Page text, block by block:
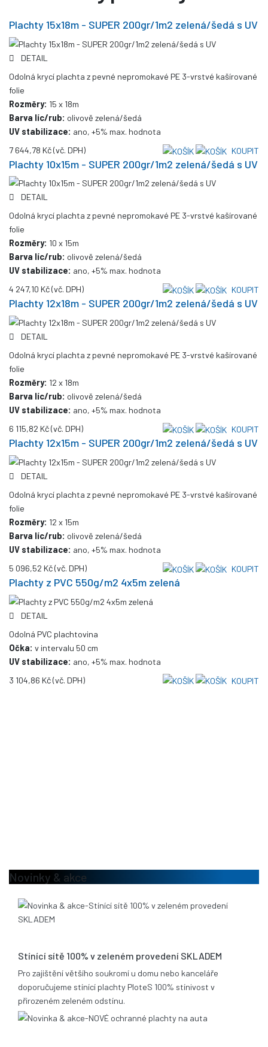
Plachty 15x18m - SUPER 200gr/1m2 zelená/šedá s UV
DETAIL
Odolná krycí plachta z pevné nepromokavé PE 3-vrstvé kašírované
folie
Rozměry: 15 x 18m
Barva líc/rub: olivově zelená/šedá
UV stabilizace: ano, +5% max. hodnota
7 644,78 Kč(vč. DPH) KOUPIT
Plachty 10x15m - SUPER 200gr/1m2 zelená/šedá s UV
DETAIL
Odolná krycí plachta z pevné nepromokavé PE 3-vrstvé kašírované
folie
Rozměry: 10 x 15m
Barva líc/rub: olivově zelená/šedá
UV stabilizace: ano, +5% max. hodnota
4 247,10 Kč(vč. DPH) KOUPIT
Plachty 12x18m - SUPER 200gr/1m2 zelená/šedá s UV
DETAIL
Odolná krycí plachta z pevné nepromokavé PE 3-vrstvé kašírované
folie
Rozměry: 12 x 18m
Barva líc/rub: olivově zelená/šedá
UV stabilizace: ano, +5% max. hodnota
6 115,82 Kč(vč. DPH) KOUPIT
Plachty 12x15m - SUPER 200gr/1m2 zelená/šedá s UV
DETAIL
Odolná krycí plachta z pevné nepromokavé PE 3-vrstvé kašírované
folie
Rozměry: 12 x 15m
Barva líc/rub: olivově zelená/šedá
UV stabilizace: ano, +5% max. hodnota
5 096,52 Kč(vč. DPH) KOUPIT
Plachty z PVC 550g/m2 4x5m zelená
DETAIL
Odolná PVC plachtovina
Očka: v intervalu 50 cm
UV stabilizace: ano, +5% max. hodnota
3 104,86 Kč(vč. DPH) KOUPIT
Novinky & akce
Stínící sítě 100% v zeleném provedení SKLADEM
Pro zajištění většího soukromí u domu nebo kanceláře
doporučujeme stínící plachty PloteS 100% stínivost v
přirozeném zeleném odstínu.